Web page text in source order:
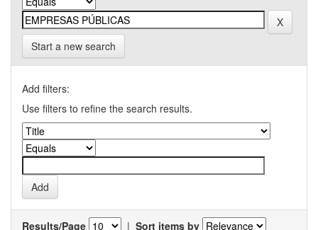
Start a new search
Add filters:
Use filters to refine the search results.
Results/Page | Sort items by